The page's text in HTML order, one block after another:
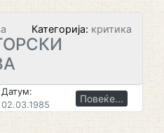
Категорија: критика
Датум:
02.03.1985
Повеќе...